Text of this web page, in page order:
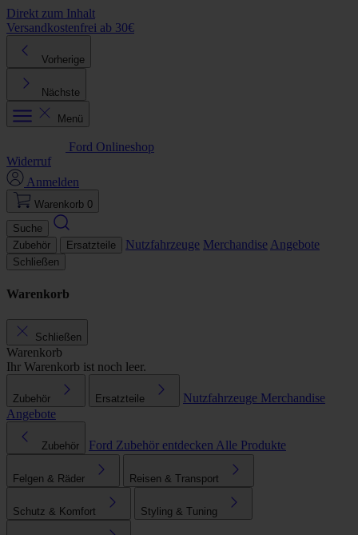
Direkt zum Inhalt
Versandkostenfrei ab 30€
Vorherige
Nächste
Menü
Ford Onlineshop
Widerruf
Anmelden
Warenkorb 0
Suche
Zubehör
Ersatzteile Nutzfahrzeuge Merchandise Angebote
Schließen
Warenkorb
Schließen
Warenkorb
Ihr Warenkorb ist noch leer.
Zubehör Ersatzteile Nutzfahrzeuge Merchandise
Angebote
Zubehör Ford Zubehör entdecken Alle Produkte
Felgen & Räder Reisen & Transport
Schutz & Komfort Styling & Tuning